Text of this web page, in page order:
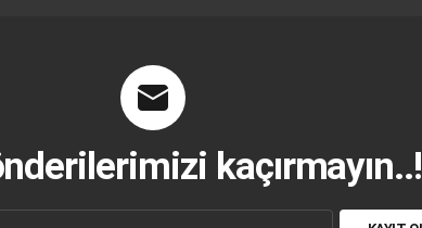
kaçırmayın..!